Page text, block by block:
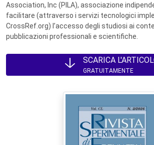
Association, Inc (PILA), associazione
facilitare (attraverso i servizi tecnologici
CrossRef.org) l’accesso degli studiosi ai
pubblicazioni professionali e scientifiche.
SCARICA
GRATUITAMENTE